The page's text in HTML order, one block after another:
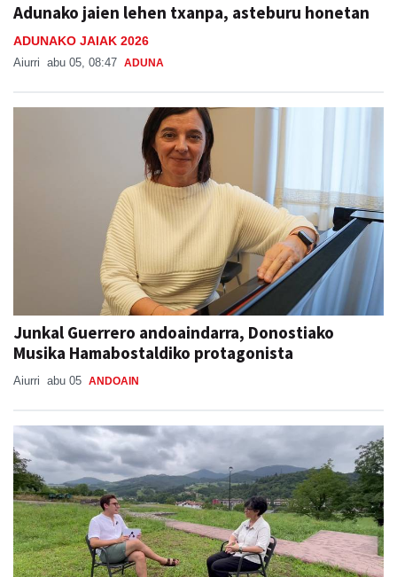
Adunako jaien lehen txanpa, asteburu honetan
ADUNAKO JAIAK 2026
Aiurri abu 05, 08:47 ADUNA
Junkal Guerrero andoaindarra, Donostiako
Musika Hamabostaldiko protagonista
Aiurri abu 05 ANDOAIN